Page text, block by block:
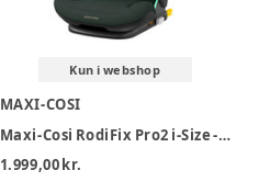
Kun i webshop
MAXI-COSI
Maxi-Cosi RodiFix Pro2 i-Size - Authentic Green
1.999,00 kr.